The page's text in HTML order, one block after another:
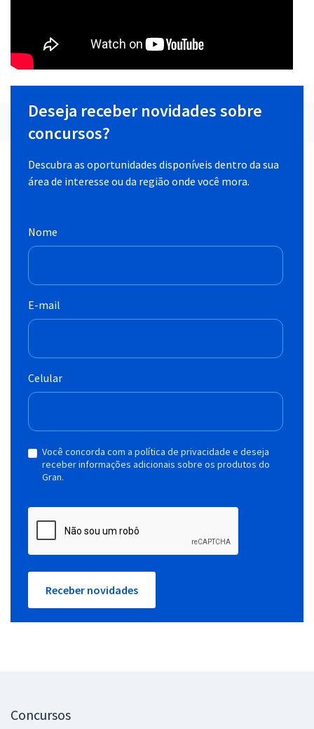
Deseja receber novidades sobre
concursos?
Descubra as oportunidades disponíveis dentro da sua
área de interesse ou da região onde você mora.
Nome
E-mail
Celular
Você concorda com a política de privacidade e deseja
receber informações adicionais sobre os produtos do
Gran.
Receber novidades
Concursos